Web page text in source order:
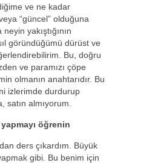
ve ne kadar
“güncel” olduğuna
yakıştığının
göründüğümü dürüst ve
Bu, doğru
ve paramızı çöpe
olmanın anahtarıdır. Bu
izlerimde durdurup
satın almıyorum.
öğrenin
ders çıkardım. Büyük
yapmak gibi. Bu benim için